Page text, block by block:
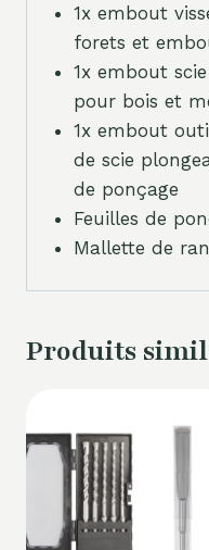
1x embout
forets et
1x embout
pour bois et
1x embout
de scie
de ponçage
Feuilles de
Mallette de
Produits